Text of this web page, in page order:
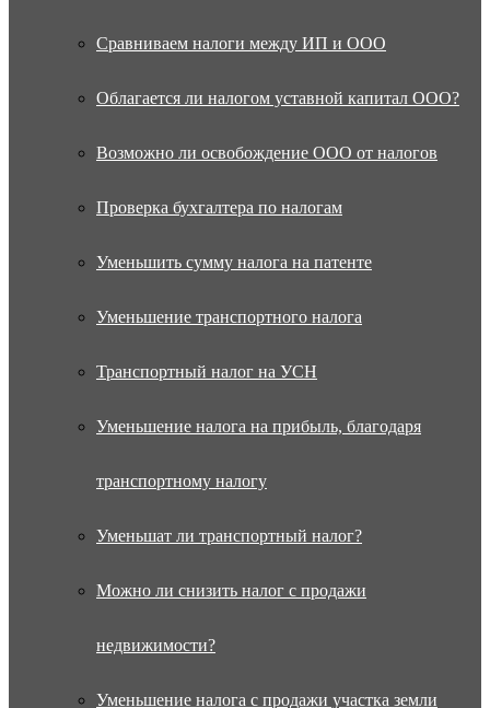
Сравниваем налоги между ИП и ООО
Облагается ли налогом уставной капитал ООО?
Возможно ли освобождение ООО от налогов
Проверка бухгалтера по налогам
Уменьшить сумму налога на патенте
Уменьшение транспортного налога
Транспортный налог на УСН
Уменьшение налога на прибыль, благодаря
транспортному налогу
Уменьшат ли транспортный налог?
Можно ли снизить налог с продажи
недвижимости?
Уменьшение налога с продажи участка земли